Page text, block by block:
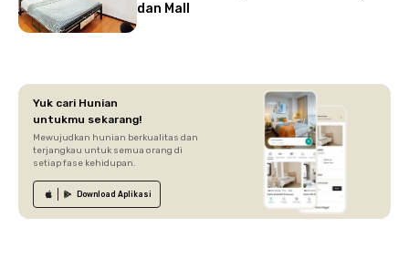
dan Mall
Yuk cari Hunian
untukmu sekarang!
Mewujudkan hunian berkualitas dan
terjangkau untuk semua orang di
setiap fase kehidupan.
Download Aplikasi